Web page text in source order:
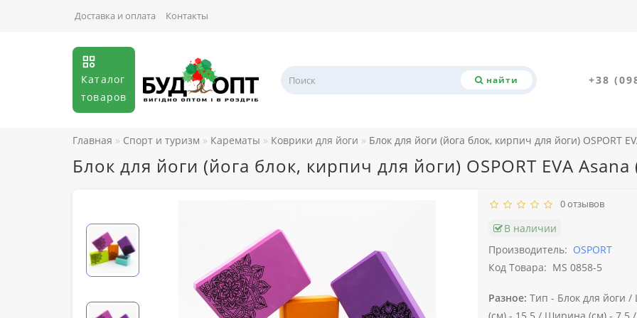
Доставка и оплата Контакты
Каталог
товаров
найти +38
Главная Спорт и туризм Карематы Коврики для йоги Блок для йоги (йога блок, кирпич для йоги) OSPORT
Блок для йоги (йога блок, кирпич для йоги) OSPORT EVA
0 отзывов
В наличии
Производитель: OSPORT
Код Товара: MS 0858-5
Разное: Тип - Блок для йоги /